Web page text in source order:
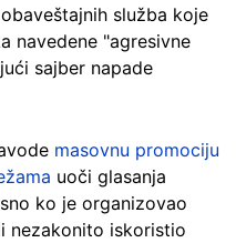
služba koje
navedene "agresivne
sajber napade
masovnu promociju
uoči glasanja
ko je organizovao
nezakonito iskoristio